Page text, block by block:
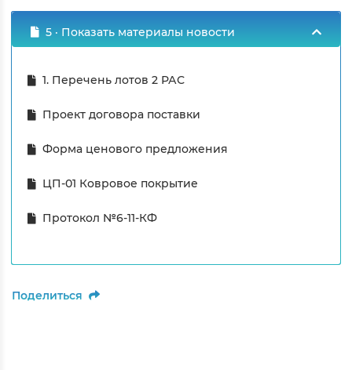
5 · Показать материалы новости
1. Перечень лотов 2 РАС
Проект договора поставки
Форма ценового предложения
ЦП-01 Ковровое покрытие
Протокол №6-11-КФ
Поделиться